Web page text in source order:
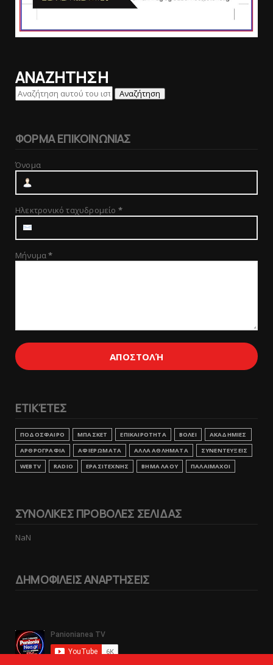
ΑΝΑΖΗΤΗΣΗ
ΦΟΡΜΑ ΕΠΙΚΟΙΝΩΝΙΑΣ
Όνομα
Ηλεκτρονικό ταχυδρομείο *
Μήνυμα*
ΕΤΙΚΈΤΕΣ
ΠΟΔΟΣΦΑΙΡΟ ΜΠΑΣΚΕΤ ΕΠΙΚΑΙΡΟΤΗΤΑ ΒΟΛΕΙ
ΑΚΑΔΗΜΙΕΣ
ΑΡΘΡΟΓΡΑΦΙΑ
ΑΦΙΕΡΩΜΑΤΑ ΑΛΛΑ ΑΘΛΗΜΑΤΑ
ΣΥΝΕΝΤΕΥΞΕΙΣ
WEBTV
RADIO ΕΡΑΣΙΤΕΧΝΗΣ ΒΗΜΑ ΛΑΟΥ ΠΑΛΑΙΜΑΧΟΙ
ΣΥΝΟΛΙΚΕΣ ΠΡΟΒΟΛΕΣ ΣΕΛΙΔΑΣ
NaN
ΔΗΜΟΦΙΛΕΙΣ ΑΝΑΡΤΗΣΕΙΣ